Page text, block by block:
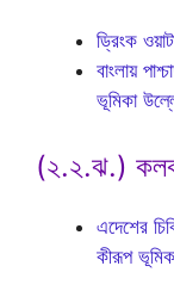
ড্রিংক
বাংলায়
ভূমিকা
(২.২.ঝ.)
এদেশের
কীরূপ